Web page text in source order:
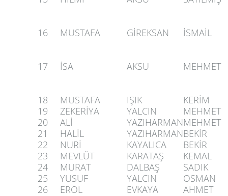
16 MUSTAFA GİREKSAN İSMAİL
17 İSA AKSU MEHMET
18 MUSTAFA IŞIK
KERİM
19
ZEKERİYA YALCIN
MEHMET
20
ALİ YAZIHARMANMEHMET
21
HALİL YAZIHARMANBEKİR
22
NURİ KAYALICA
BEKİR
23
MEVLÜT KARATAŞ
KEMAL
24
MURAT DALBAŞ
SADIK
25
YUSUF YALCIN
OSMAN
26
EROL EVKAYA AHMET